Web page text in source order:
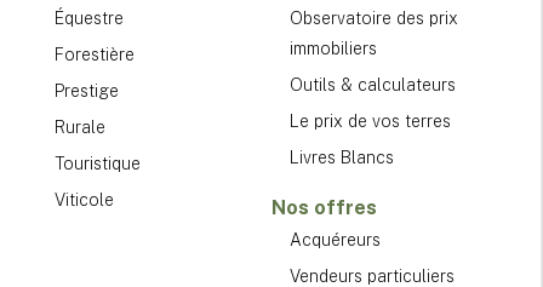
Équestre
Forestière
Prestige
Rurale
Touristique
Viticole
Observatoire des prix
immobiliers
Outils & calculateurs
Le prix de vos terres
Livres Blancs
Nos offres
Acquéreurs
Vendeurs particuliers